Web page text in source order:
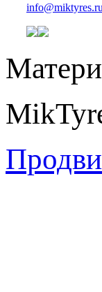
info@miktyres.ru